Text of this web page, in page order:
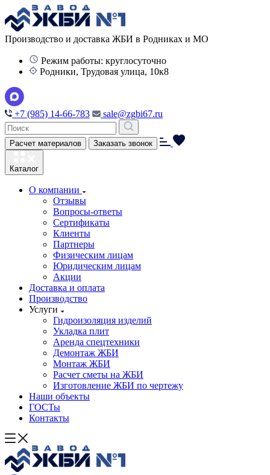
Производство и доставка ЖБИ в Родниках и МО
Режим работы: круглосуточно
Родники, Трудовая улица, 10к8
+7 (985) 14-66-783 sale@zgbi67.ru
Расчет материалов Заказать звонок
Каталог
О компании
Отзывы
Вопросы-ответы
Сертификаты
Клиенты
Партнеры
Физическим лицам
Юридическим лицам
Акции
Доставка и оплата
Производство
Услуги
Гидроизоляция изделий
Укладка плит
Аренда спецтехники
Демонтаж ЖБИ
Монтаж ЖБИ
Расчет сметы на ЖБИ
Изготовление ЖБИ по чертежу
Наши объекты
ГОСТы
Контакты